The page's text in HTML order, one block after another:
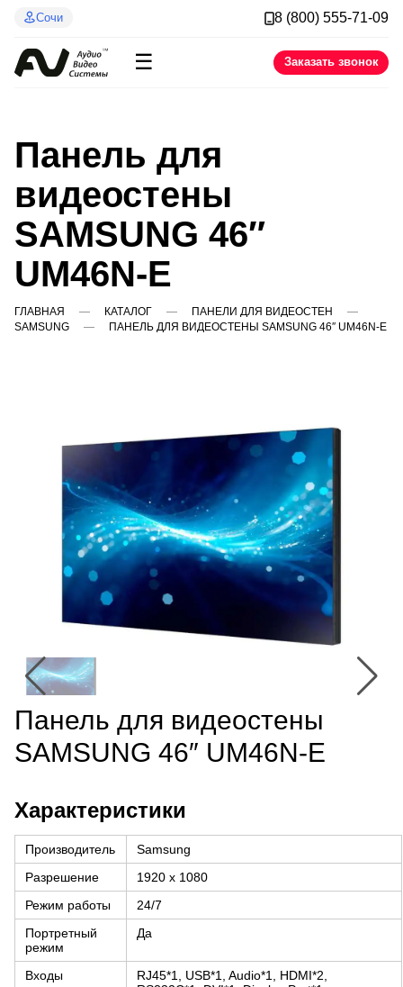
Сочи 8 (800) 555-71-09
☰ Заказать звонок
Панель для
видеостены
SAMSUNG 46″
UM46N-E
ГЛАВНАЯ КАТАЛОГ
ПАНЕЛИ ДЛЯ ВИДЕОСТЕН
SAMSUNG
ПАНЕЛЬ ДЛЯ ВИДЕОСТЕНЫ SAMSUNG 46″ UM46N-E
Панель для видеостены
SAMSUNG 46″ UM46N-E
Характеристики
Производитель
Samsung
Разрешение
1920 x 1080
Режим работы
24/7
Портретный
режим
Да
Входы
RJ45*1, USB*1, Audio*1, HDMI*2,